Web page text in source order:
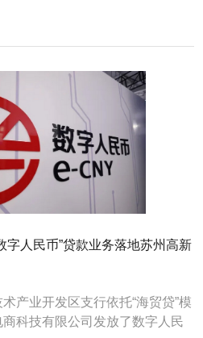
字人民币”贷款业务落地苏州高新
产业开发区支行依托“海贸贷”模
科技有限公司发放了数字人民